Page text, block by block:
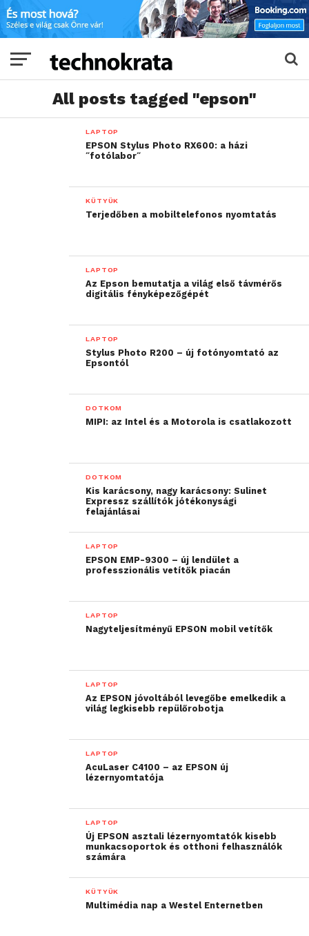
All posts tagged "epson"
LAPTOP
EPSON Stylus Photo RX600: a házi
˝fotólabor˝
KÜTYÜK
Terjedőben a mobiltelefonos nyomtatás
LAPTOP
Az Epson bemutatja a világ első távmérős
digitális fényképezőgépét
LAPTOP
Stylus Photo R200 – új fotónyomtató az
Epsontól
DOTKOM
MIPI: az Intel és a Motorola is csatlakozott
DOTKOM
Kis karácsony, nagy karácsony: Sulinet
Expressz szállítók jótékonysági
felajánlásai
LAPTOP
EPSON EMP-9300 – új lendület a
professzionális vetítők piacán
LAPTOP
Nagyteljesítményű EPSON mobil vetítők
LAPTOP
Az EPSON jóvoltából levegőbe emelkedik a
világ legkisebb repülőrobotja
LAPTOP
AcuLaser C4100 – az EPSON új
lézernyomtatója
LAPTOP
Új EPSON asztali lézernyomtatók kisebb
munkacsoportok és otthoni felhasználók
számára
KÜTYÜK
Multimédia nap a Westel Enternetben